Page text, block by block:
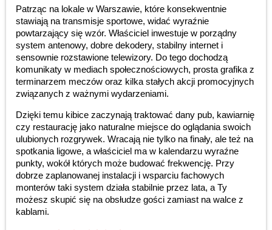
Patrząc na lokale w Warszawie, które konsekwentnie
stawiają na transmisje sportowe, widać wyraźnie
powtarzający się wzór. Właściciel inwestuje w porządny
system antenowy, dobre dekodery, stabilny internet i
sensownie rozstawione telewizory. Do tego dochodzą
komunikaty w mediach społecznościowych, prosta grafika z
terminarzem meczów oraz kilka stałych akcji promocyjnych
związanych z ważnymi wydarzeniami.
Dzięki temu kibice zaczynają traktować dany pub, kawiarnię
czy restaurację jako naturalne miejsce do oglądania swoich
ulubionych rozgrywek. Wracają nie tylko na finały, ale też na
spotkania ligowe, a właściciel ma w kalendarzu wyraźne
punkty, wokół których może budować frekwencję. Przy
dobrze zaplanowanej instalacji i wsparciu fachowych
monterów taki system działa stabilnie przez lata, a Ty
możesz skupić się na obsłudze gości zamiast na walce z
kablami.